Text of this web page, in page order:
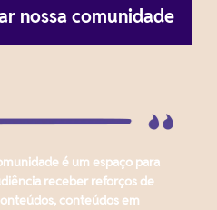
nossa comunidade
é um espaço para
receber reforços de
conteúdos em